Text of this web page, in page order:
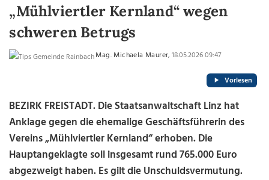
„Mühlviertler Kernland“ wegen
schweren Betrugs
Mag. Michaela Maurer, 18.05.2026 09:47
Vorlesen
BEZIRK FREISTADT. Die Staatsanwaltschaft Linz hat
Anklage gegen die ehemalige Geschäftsführerin des
Vereins „Mühlviertler Kernland“erhoben. Die
Hauptangeklagte soll insgesamt rund 765.000 Euro
abgezweigt haben. Es gilt die Unschuldsvermutung.